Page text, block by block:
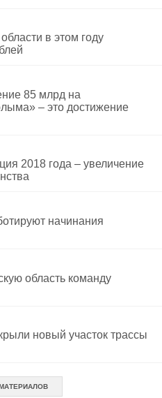
в этом году
85 млрд на
– это достижение
2018 года – увеличение
начинания
область команду
новый участок трассы